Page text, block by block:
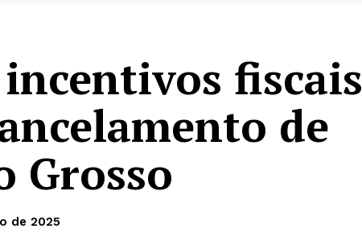
fiscais
de
Grosso
de 2025